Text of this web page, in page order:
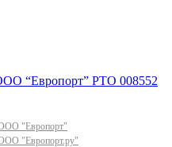
“Европорт” РТО 008552
ООО "Европорт"
ООО "Европорт.ру"